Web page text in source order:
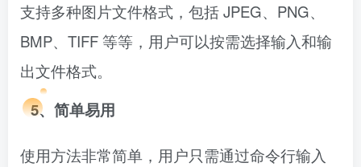
支持多种图片文件格式，包括 JPEG、PNG、
BMP、TIFF 等等，用户可以按需选择输入和输
出文件格式。
5、简单易用
使用方法非常简单，用户只需通过命令行输入